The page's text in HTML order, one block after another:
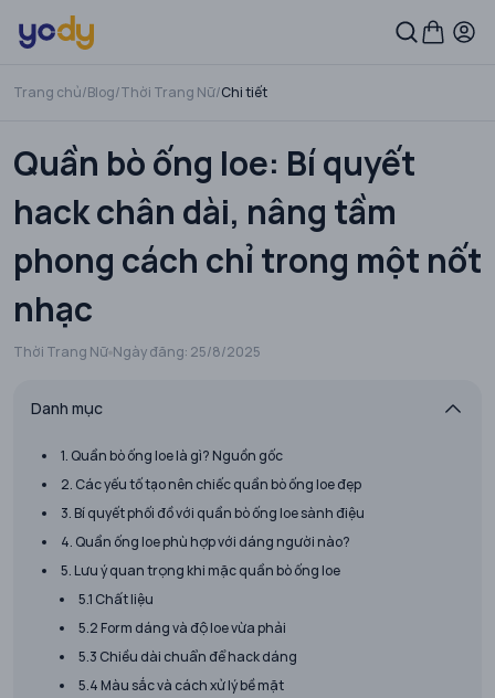
Trang chủ/Blog/Thời Trang Nữ/Chi tiết
Quần bò ống loe: Bí quyết
hack chân dài, nâng tầm
phong cách chỉ trong một nốt
nhạc
Thời Trang Nữ Ngày đăng: 25/8/2025
Danh mục
1. Quần bò ống loe là gì? Nguồn gốc
2. Các yếu tố tạo nên chiếc quần bò ống loe đẹp
3. Bí quyết phối đồ với quần bò ống loe sành điệu
4. Quần ống loe phù hợp với dáng người nào?
​5. Lưu ý quan trọng khi mặc quần bò ống loe
5.1 Chất liệu
5.2 Form dáng và độ loe vừa phải
5.3 Chiều dài chuẩn để hack dáng
5.4 Màu sắc và cách xử lý bề mặt